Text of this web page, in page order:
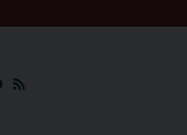
YouTube